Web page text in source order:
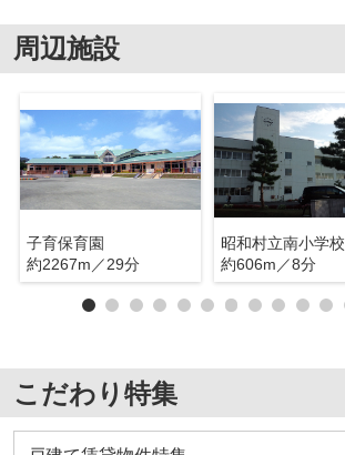
周辺施設
子育保育園
約2267m／29分
昭和村立南小学校
約606m／8分
こだわり特集